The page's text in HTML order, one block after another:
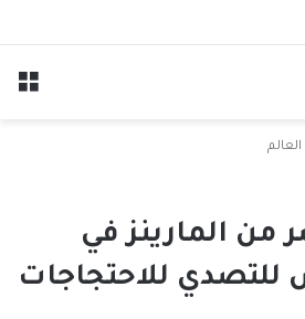
عنصر من المارينز في
للاحتجاجات